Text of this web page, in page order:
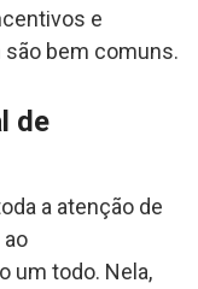
e
bem comuns.
de
a atenção de
um todo. Nela,